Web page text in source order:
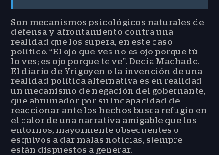
Son mecanismos psicológicos naturales de
defensa y afrontamiento contra una
realidad que los supera, en este caso
político. “El ojo que ves no es ojo porque tú
lo ves; es ojo porque te ve”. Decía Machado.
El diario de Yrigoyen o la invención de una
realidad política alternativa es en realidad
un mecanismo de negación del gobernante,
que abrumador por su incapacidad de
reaccionar ante los hechos busca refugio en
el calor de una narrativa amigable que los
entornos, mayormente obsecuentes o
esquivos a dar malas noticias, siempre
están dispuestos a generar.